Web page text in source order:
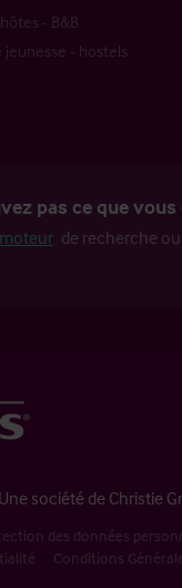
- B&B
- hostels
pas ce que vous
de recherche ou
société de Christie
des données
Conditions